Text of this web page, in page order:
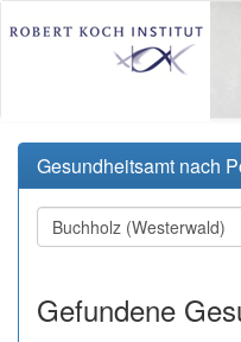
Gesundheitsamt nach
Gefundene